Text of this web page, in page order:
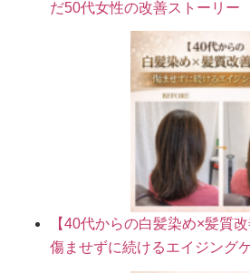
だ50代女性の改善ストーリー
【40代からの白髪染め×髪質
傷ませずに続けるエイジング